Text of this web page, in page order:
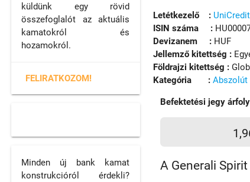
Letétkezelő :
ISIN száma :
Devizanem : HUF
Jellemző kitettség :
Földrajzi kitettség :
Kategória : Abszolút
Befektetési jegy
A Generali
küldünk egy rövid
összefoglalót az aktuális
kamatokról és
hozamokról.
FELIRATKOZOM!
Minden új bank kamat
konstrukcióról érdekli?